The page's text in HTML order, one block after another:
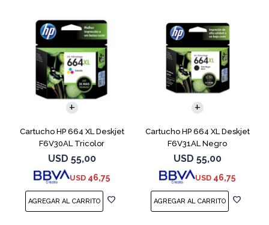
Cartucho HP 664 XL Deskjet
F6V30AL Tricolor
USD 55,00
USD 46,75
Cartucho HP 664 XL Deskjet
F6V31AL Negro
USD 55,00
USD 46,75